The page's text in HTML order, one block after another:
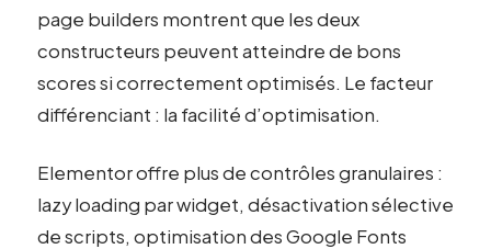
page builders montrent que les deux
constructeurs peuvent atteindre de bons
scores si correctement optimisés. Le facteur
différenciant : la facilité d’optimisation.
Elementor offre plus de contrôles granulaires :
lazy loading par widget, désactivation sélective
de scripts, optimisation des Google Fonts